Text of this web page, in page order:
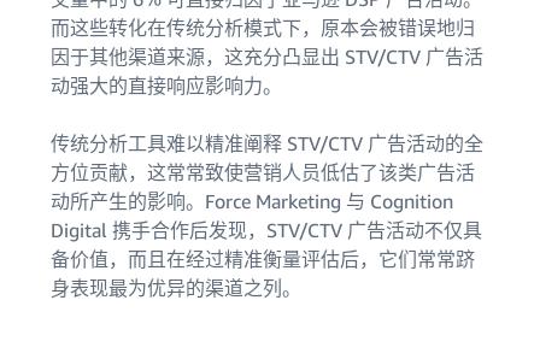
而这些转化在传统分析模式下，原本会被错误地归
因于其他渠道来源，这充分凸显出 STV/CTV 广告活
动强大的直接响应影响力。
传统分析工具难以精准阐释 STV/CTV 广告活动的全
方位贡献，这常常致使营销人员低估了该类广告活
动所产生的影响。Force Marketing 与 Cognition
Digital 携手合作后发现，STV/CTV 广告活动不仅具
备价值，而且在经过精准衡量评估后，它们常常跻
身表现最为优异的渠道之列。